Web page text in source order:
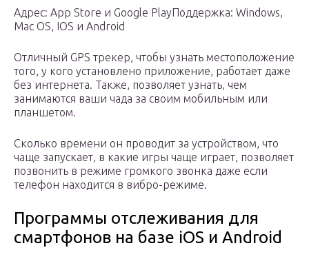
Адрес: App Store и Google PlayПоддержка: Windows,
Mac OS, IOS и Android
Отличный GPS трекер, чтобы узнать местоположение
того, у кого установлено приложение, работает даже
без интернета. Также, позволяет узнать, чем
занимаются ваши чада за своим мобильным или
планшетом.
Сколько времени он проводит за устройством, что
чаще запускает, в какие игры чаще играет, позволяет
позвонить в режиме громкого звонка даже если
телефон находится в вибро-режиме.
Программы отслеживания для
смартфонов на базе iOS и Android